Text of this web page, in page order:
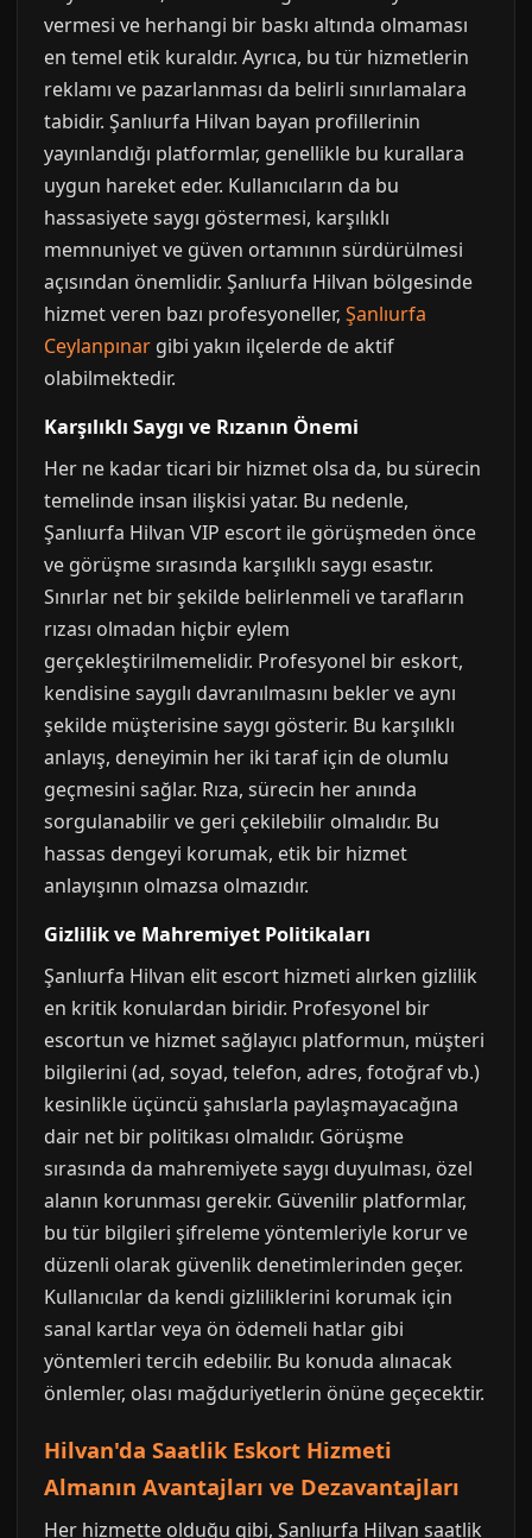
vermesi ve herhangi bir baskı altında olmaması
en temel etik kuraldır. Ayrıca, bu tür hizmetlerin
reklamı ve pazarlanması da belirli sınırlamalara
tabidir. Şanlıurfa Hilvan bayan profillerinin
yayınlandığı platformlar, genellikle bu kurallara
uygun hareket eder. Kullanıcıların da bu
hassasiyete saygı göstermesi, karşılıklı
memnuniyet ve güven ortamının sürdürülmesi
açısından önemlidir. Şanlıurfa Hilvan bölgesinde
hizmet veren bazı profesyoneller, Şanlıurfa
Ceylanpınar gibi yakın ilçelerde de aktif
olabilmektedir.
Karşılıklı Saygı ve Rızanın Önemi
Her ne kadar ticari bir hizmet olsa da, bu sürecin
temelinde insan ilişkisi yatar. Bu nedenle,
Şanlıurfa Hilvan VIP escort ile görüşmeden önce
ve görüşme sırasında karşılıklı saygı esastır.
Sınırlar net bir şekilde belirlenmeli ve tarafların
rızası olmadan hiçbir eylem
gerçekleştirilmemelidir. Profesyonel bir eskort,
kendisine saygılı davranılmasını bekler ve aynı
şekilde müşterisine saygı gösterir. Bu karşılıklı
anlayış, deneyimin her iki taraf için de olumlu
geçmesini sağlar. Rıza, sürecin her anında
sorgulanabilir ve geri çekilebilir olmalıdır. Bu
hassas dengeyi korumak, etik bir hizmet
anlayışının olmazsa olmazıdır.
Gizlilik ve Mahremiyet Politikaları
Şanlıurfa Hilvan elit escort hizmeti alırken gizlilik
en kritik konulardan biridir. Profesyonel bir
escortun ve hizmet sağlayıcı platformun, müşteri
bilgilerini (ad, soyad, telefon, adres, fotoğraf vb.)
kesinlikle üçüncü şahıslarla paylaşmayacağına
dair net bir politikası olmalıdır. Görüşme
sırasında da mahremiyete saygı duyulması, özel
alanın korunması gerekir. Güvenilir platformlar,
bu tür bilgileri şifreleme yöntemleriyle korur ve
düzenli olarak güvenlik denetimlerinden geçer.
Kullanıcılar da kendi gizliliklerini korumak için
sanal kartlar veya ön ödemeli hatlar gibi
yöntemleri tercih edebilir. Bu konuda alınacak
önlemler, olası mağduriyetlerin önüne geçecektir.
Hilvan'da Saatlik Eskort Hizmeti
Almanın Avantajları ve Dezavantajları
Her hizmette olduğu gibi, Şanlıurfa Hilvan saatlik